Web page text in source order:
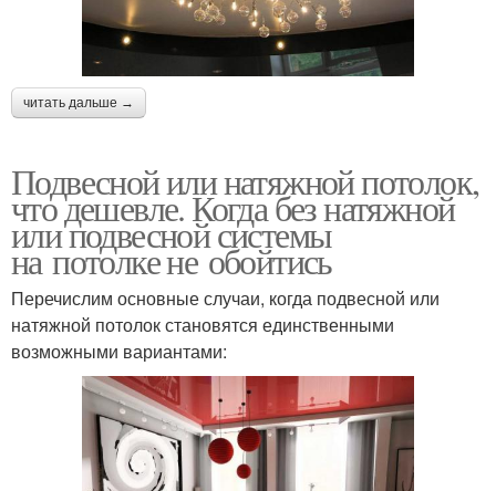
читать дальше →
Подвесной или натяжной потолок,
что дешевле. Когда без натяжной
или подвесной системы
на потолке не обойтись
Перечислим основные случаи, когда подвесной или
натяжной потолок становятся единственными
возможными вариантами: